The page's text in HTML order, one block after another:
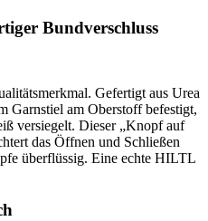
Bundverschluss
Gefertigt aus Urea
Garnstiel am Oberstoff befestigt,
versiegelt. Dieser „Knopf auf
das Öffnen und Schließen
überflüssig. Eine echte HILTL